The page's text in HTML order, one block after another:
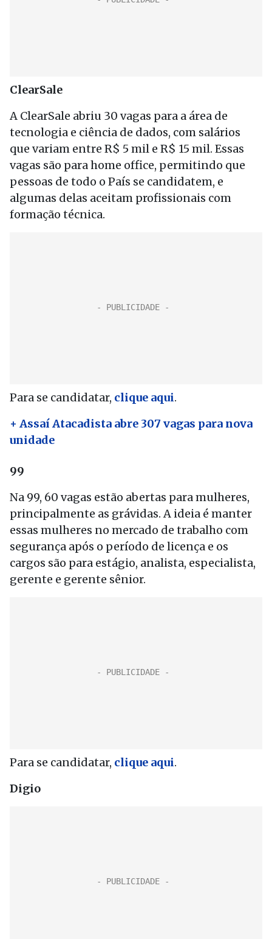
ClearSale
A ClearSale abriu 30 vagas para a área de
tecnologia e ciência de dados, com salários
que variam entre R$ 5 mil e R$ 15 mil. Essas
vagas são para home office, permitindo que
pessoas de todo o País se candidatem, e
algumas delas aceitam profissionais com
formação técnica.
Para se candidatar, clique aqui.
+ Assaí Atacadista abre 307 vagas para nova
unidade
99
Na 99, 60 vagas estão abertas para mulheres,
principalmente as grávidas. A ideia é manter
essas mulheres no mercado de trabalho com
segurança após o período de licença e os
cargos são para estágio, analista, especialista,
gerente e gerente sênior.
Para se candidatar, clique aqui.
Digio